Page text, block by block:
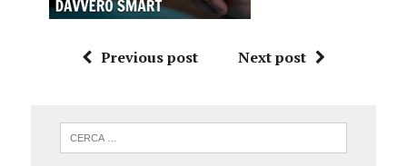
Previous post Next post